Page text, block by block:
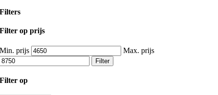
Filters
Filter op prijs
Min. prijs Max. prijs
Filter
Filter op